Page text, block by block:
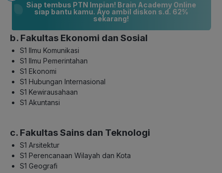
S2 Teknik Informatika
b. Fakultas Ekonomi dan Sosial
S1 Ilmu Komunikasi
S1 Ilmu Pemerintahan
S1 Ekonomi
S1 Hubungan Internasional
S1 Kewirausahaan
S1 Akuntansi
c. Fakultas Sains dan Teknologi
S1 Arsitektur
S1 Perencanaan Wilayah dan Kota
S1 Geografi
Siap tembus PTN Impian! Brain Academy Online
siap bantu kamu. Ayo ambil diskon s.d. 62%
sekarang!